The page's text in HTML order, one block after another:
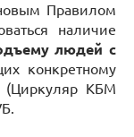
Правилом
наличие
людей с
конкретному
(Циркуляр КБМ